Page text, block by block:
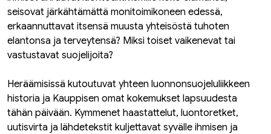
seisovat järkähtämättä monitoimikoneen edessä,
erkaannuttavat itsensä muusta yhteisöstä tuhoten
elantonsa ja terveytensä? Miksi toiset vaikenevat tai
vastustavat suojelijoita?
Heräämisissä kutoutuvat yhteen luonnonsuojeluliikkeen
historia ja Kauppisen omat kokemukset lapsuudesta
tähän päivään. Kymmenet haastattelut, luontoretket,
uutisvirta ja lähdetekstit kuljettavat syvälle ihmisen ja